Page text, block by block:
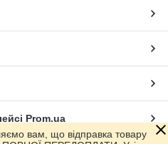
Prom.ua
вам, що відправка товару